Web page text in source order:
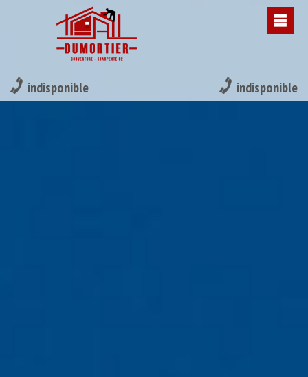
indisponible indisponible